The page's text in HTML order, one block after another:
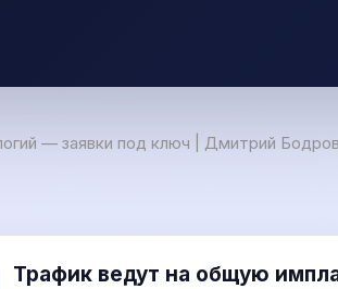
— заявки под ключ | Дмитрий Бодров
Трафик ведут на общую